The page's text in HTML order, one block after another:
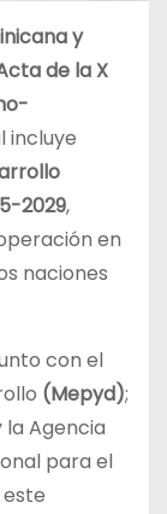
y
de la X
incluye
2029,
en
naciones
con el
(Mepyd);
la Agencia
para el